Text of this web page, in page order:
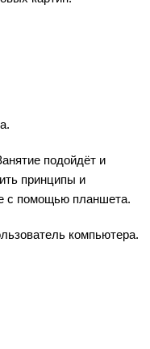
подойдёт и
принципы и
с помощью планшета.
компьютера.